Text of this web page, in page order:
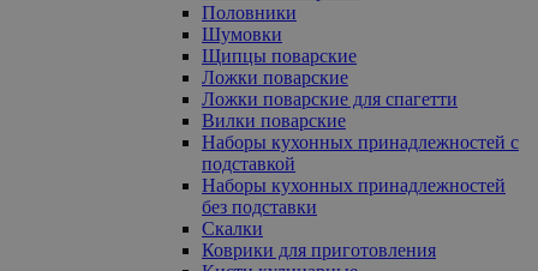
Половники
Шумовки
Щипцы поварские
Ложки поварские
Ложки поварские для спагетти
Вилки поварские
Наборы кухонных принадлежностей с
подставкой
Наборы кухонных принадлежностей
без подставки
Скалки
Коврики для приготовления